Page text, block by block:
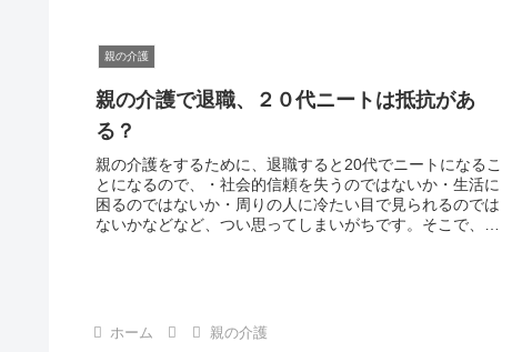
親の介護
親の介護で退職、２０代ニートは抵抗があ
る？
親の介護をするために、退職すると20代でニートになるこ
とになるので、・社会的信頼を失うのではないか・生活に
困るのではないか・周りの人に冷たい目で見られるのでは
ないかなどなど、つい思ってしまいがちです。そこで、今
ホーム 親の介護